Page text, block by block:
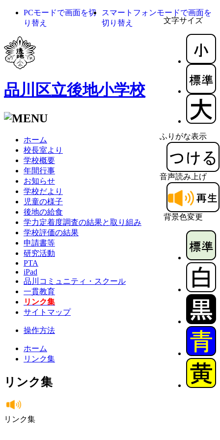
文字サイズ
ふりがな表示
音声読み上げ
背景色変更
PCモードで画面を切
り替え
スマートフォンモードで画面を
切り替え
品川区立後地小学校
ホーム
校長室より
学校概要
年間行事
お知らせ
学校だより
児童の様子
後地の給食
学力定着度調査の結果と取り組み
学校評価の結果
申請書等
研究活動
PTA
iPad
品川コミュニティ・スクール
一貫教育
リンク集
サイトマップ
操作方法
ホーム
リンク集
リンク集
リンク集